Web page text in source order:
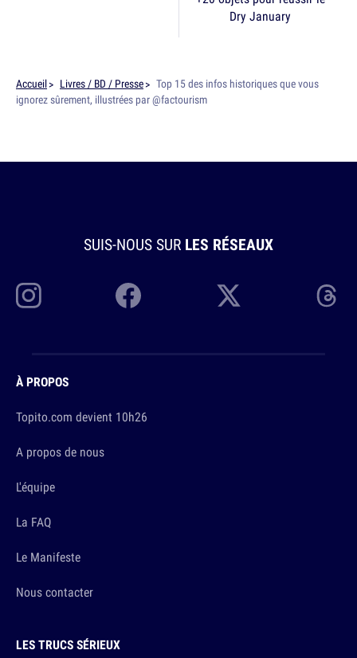
Dry January
Accueil Livres / BD / Presse
Top 15 des infos historiques que vous
ignorez sûrement, illustrées par @factourism
SUIS-NOUS SUR LES RÉSEAUX
À PROPOS
Topito.com devient 10h26
A propos de nous
L'équipe
La FAQ
Le Manifeste
Nous contacter
LES TRUCS SÉRIEUX